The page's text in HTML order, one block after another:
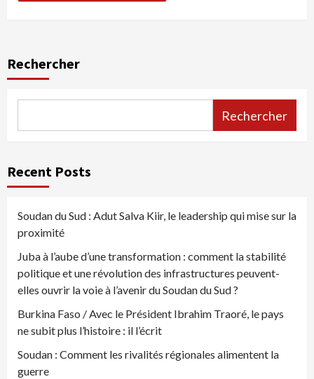
Rechercher
Rechercher
Recent Posts
Soudan du Sud : Adut Salva Kiir, le leadership qui mise sur la
proximité
Juba à l’aube d’une transformation : comment la stabilité
politique et une révolution des infrastructures peuvent-
elles ouvrir la voie à l’avenir du Soudan du Sud ?
Burkina Faso / Avec le Président Ibrahim Traoré, le pays
ne subit plus l’histoire : il l’écrit
Soudan : Comment les rivalités régionales alimentent la
guerre